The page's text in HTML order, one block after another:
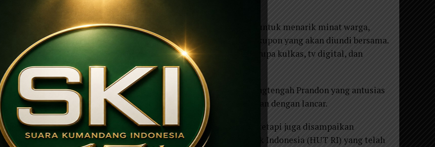
Katimin, Kepala Desa Karangtengah Prandon, mengatakan bahwa untuk menarik minat warga,
pihak desa menyiapkan hadiah untuk peserta jalan sehat, dengan kupon yang akan diundi bersama.
Hadiah utama berupa sepeda listrik, sedangkan hadiah lainnya berupa kulkas, tv digital, dan
sepeda keranjang serta banyak hadiah hiburan lainnya.
Pihaknya menyampaikan terimakasih kepada seluruh warga Karangtengah Prandon yang antusias
mengikuti jalan sehat dengan menjaga ketertiban dan acara berjalan dengan lancar.
Sementara tidak hanya pembagian hadian dan acara hiburan saja, tetapi juga disampaikan
pengumuman lomba-lomba peringatan Hari Ulang Tahun Republik Indonesia (HUT RI) yang telah